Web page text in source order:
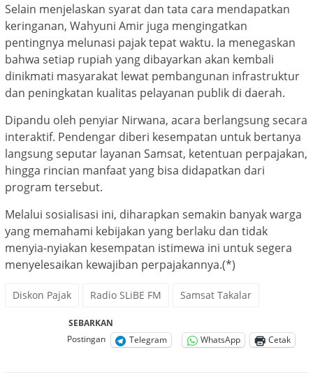
Selain menjelaskan syarat dan tata cara mendapatkan
keringanan, Wahyuni Amir juga mengingatkan
pentingnya melunasi pajak tepat waktu. Ia menegaskan
bahwa setiap rupiah yang dibayarkan akan kembali
dinikmati masyarakat lewat pembangunan infrastruktur
dan peningkatan kualitas pelayanan publik di daerah.
Dipandu oleh penyiar Nirwana, acara berlangsung secara
interaktif. Pendengar diberi kesempatan untuk bertanya
langsung seputar layanan Samsat, ketentuan perpajakan,
hingga rincian manfaat yang bisa didapatkan dari
program tersebut.
Melalui sosialisasi ini, diharapkan semakin banyak warga
yang memahami kebijakan yang berlaku dan tidak
menyia-nyiakan kesempatan istimewa ini untuk segera
menyelesaikan kewajiban perpajakannya.(*)
Diskon Pajak Radio SLiBE FM Samsat Takalar
SEBARKAN
Postingan
Telegram WhatsApp Cetak